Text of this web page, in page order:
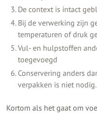
De context is intact
Bij de verwerking zijn
temperaturen of druk
Vul- en hulpstoffen
toegevoegd
Conservering anders
verpakken is niet nodig.
Kortom als het gaat om